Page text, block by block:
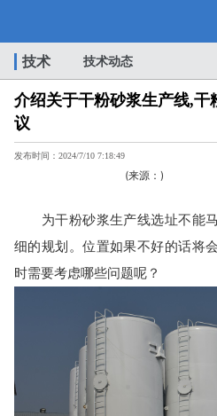
技术 技术动态
介绍关于干粉砂浆生产线,干
议
发布时间：2024/7/10 7:18:49
(来源：)
为干粉砂浆生产线选址不能马
细的规划。位置如果不好的话将
时需要考虑哪些问题呢？